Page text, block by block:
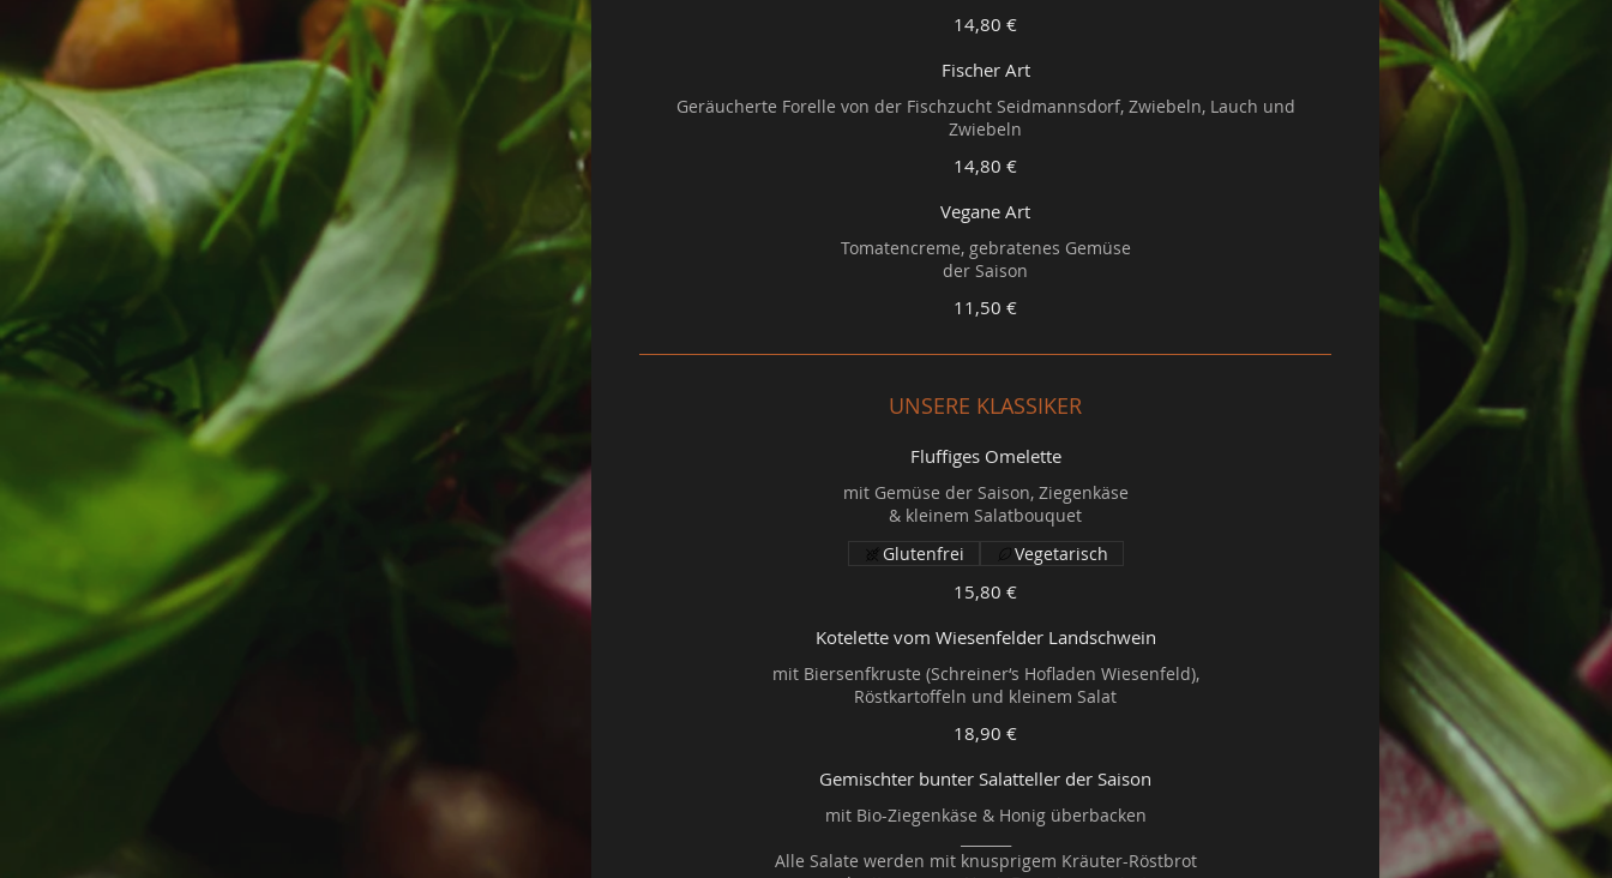
14,80 €
Fischer Art
Geräucherte Forelle von der Fischzucht Seidmannsdorf, Zwiebeln, Lauch und
Zwiebeln
14,80 €
Vegane Art
Tomatencreme, gebratenes Gemüse
der Saison
11,50 €
UNSERE KLASSIKER
Fluffiges Omelette
mit Gemüse der Saison, Ziegenkäse
15,80 €
Glutenfrei Vegetarisch
Kotelette vom Wiesenfelder Landschwein
mit Biersenfkruste (Schreiner‘s Hofladen Wiesenfeld),
18,90 €
Gemischter bunter Salatteller der Saison
mit Bio-Ziegenkäse & Honig überbacken
Alle Salate werden mit knusprigem Kräuter-Röstbrot